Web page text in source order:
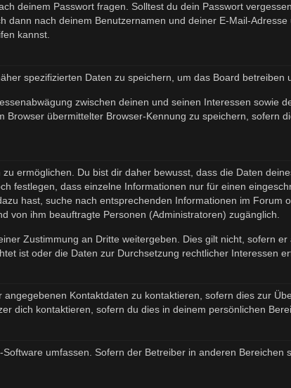
deinem Passwort fragen. Solltest du dein Passwort
dann nach deinem Benutzernamen und deiner E-Mail-
kannst.
spezifizierten Daten zu speichern, um das Board betreiben
zwischen deinen und seinen Interessen sowie
übermittelter Browser-Kennung zu speichern, sofern
ermöglichen. Du bist dir daher bewusst, dass die Daten
festlegen, dass einzelne Informationen nur für einen
hast, suche nach entsprechenden Informationen im Forum
von ihm beauftragte Personen (Administratoren) zugänglich.
Zustimmung an Dritte weitergeben. Dies gilt nicht, sofern
ist oder die Daten zur Durchsetzung rechtlicher Interessen
Kontaktdaten zu kontaktieren, sofern dies zur
dich kontaktieren, sofern du dies in deinem persönlichen
umfassen. Sofern der Betreiber in anderen Bereichen